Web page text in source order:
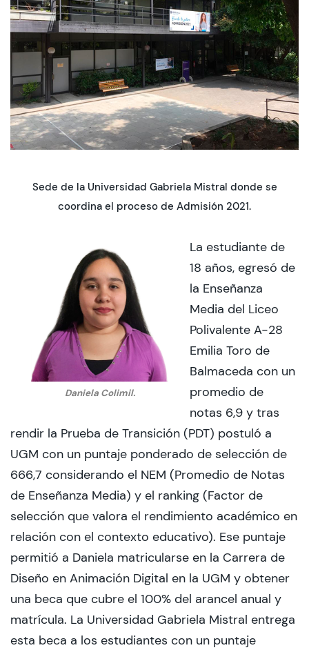
CIEO
Contacto y Horarios
modo claro
Sede de la Universidad Gabriela Mistral donde se
coordina el proceso de Admisión 2021.
Daniela Colimil.
La estudiante de
18 años, egresó de
la Enseñanza
Media del Liceo
Polivalente A-28
Emilia Toro de
Balmaceda con un
promedio de
notas 6,9 y tras
rendir la Prueba de Transición (PDT) postuló a
UGM con un puntaje ponderado de selección de
666,7 considerando el NEM (Promedio de Notas
de Enseñanza Media) y el ranking (Factor de
selección que valora el rendimiento académico en
relación con el contexto educativo). Ese puntaje
permitió a Daniela matricularse en la Carrera de
Diseño en Animación Digital en la UGM y obtener
una beca que cubre el 100% del arancel anual y
matrícula. La Universidad Gabriela Mistral entrega
esta beca a los estudiantes con un puntaje